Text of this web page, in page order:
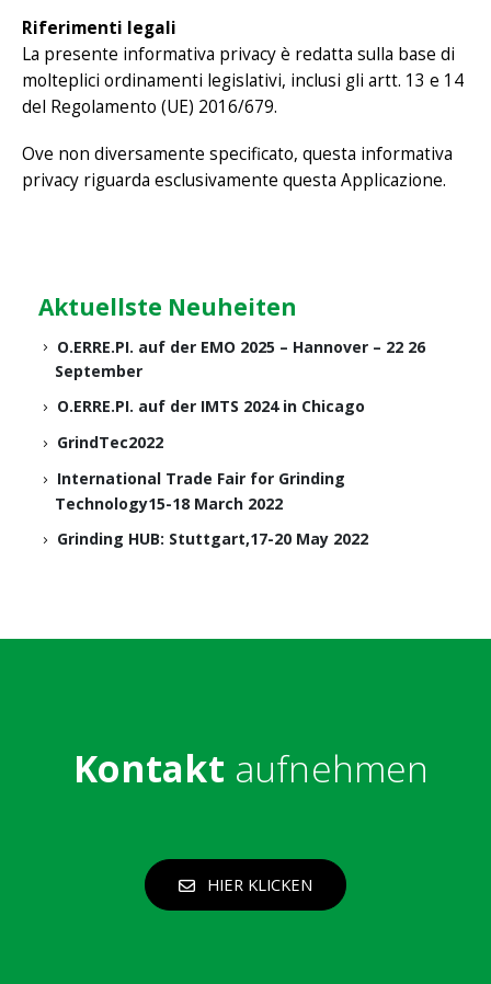
Riferimenti legali
La presente informativa privacy è redatta sulla base di
molteplici ordinamenti legislativi, inclusi gli artt. 13 e 14
del Regolamento (UE) 2016/679.
Ove non diversamente specificato, questa informativa
privacy riguarda esclusivamente questa Applicazione.
Aktuellste Neuheiten
O.ERRE.PI. auf der EMO 2025 – Hannover – 22 26
September
O.ERRE.PI. auf der IMTS 2024 in Chicago
GrindTec2022
International Trade Fair for Grinding
Technology15-18 March 2022
Grinding HUB: Stuttgart,17-20 May 2022
Kontakt aufnehmen
HIER KLICKEN